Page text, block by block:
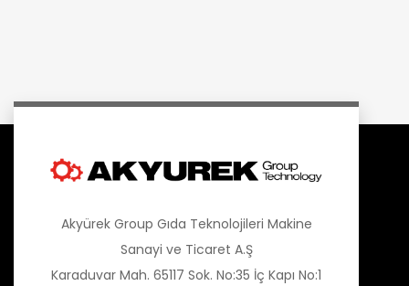
Akyürek Group Gıda Teknolojileri Makine
Sanayi ve Ticaret A.Ş
Karaduvar Mah. 65117 Sok. No:35 İç Kapı No:1